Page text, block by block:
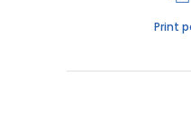
Print